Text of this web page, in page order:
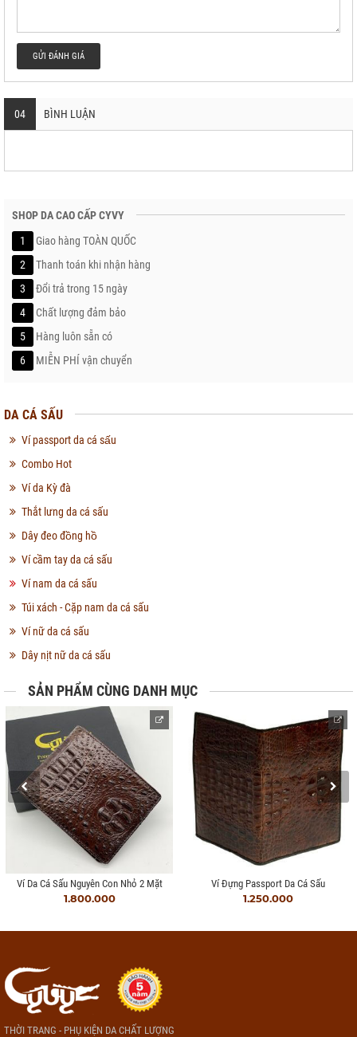
GỬI ĐÁNH GIÁ
04 BÌNH LUẬN
SHOP DA CAO CẤP CYVY
1
Giao hàng TOÀN QUỐC
2
Thanh toán khi nhận hàng
3
Đổi trả trong 15 ngày
4
Chất lượng đảm bảo
5
Hàng luôn sẵn có
6
MIỄN PHÍ vận chuyển
DA CÁ SẤU
Ví passport da cá sấu
Combo Hot
Ví da Kỳ đà
Thắt lưng da cá sấu
Dây đeo đồng hồ
Ví cầm tay da cá sấu
Ví nam da cá sấu
Túi xách - Cặp nam da cá sấu
Ví nữ da cá sấu
Dây nịt nữ da cá sấu
SẢN PHẨM CÙNG DANH MỤC
Ví Da Cá Sấu Nguyên Con Nhỏ 2 Mặt
1.800.000
Ví Đựng Passport Da Cá Sấu
1.250.000
THỜI TRANG - PHỤ KIỆN DA CHẤT LƯỢNG